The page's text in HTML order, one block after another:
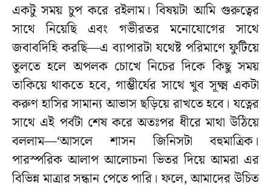
একটু সময় চুপ করে রইলাম। বিষয়টা আমি গুরুত্বের
সাথে নিয়েছি এবং গভীরতর মনোযোগের সাথে
জবাবদিহি করছি—এ ব্যাপারটা যথেষ্ট পরিমাণে ফুটিয়ে
তুলতে হলে অপলক চোখে নিচের দিকে কিছু সময়
তাকিয়ে থাকতে হবে, গাম্ভীর্যের সাথে খুব সূক্ষ্ম একটা
করুণ হাসির সামান্য আভাস ছড়িয়ে রাখতে হবে। যত্নের
সাথে এই পর্বটা শেষ করে অতঃপর ধীরে মাথা উঠিয়ে
বললাম—‘আসলে শাসন জিনিসটা বহুমাত্রিক।
পারস্পরিক আলাপ আলোচনা ভিতর দিয়ে আমরা এর
বিভিন্ন মাত্রার সন্ধান পেতে পারি। ফলে, আমাদের উচিত